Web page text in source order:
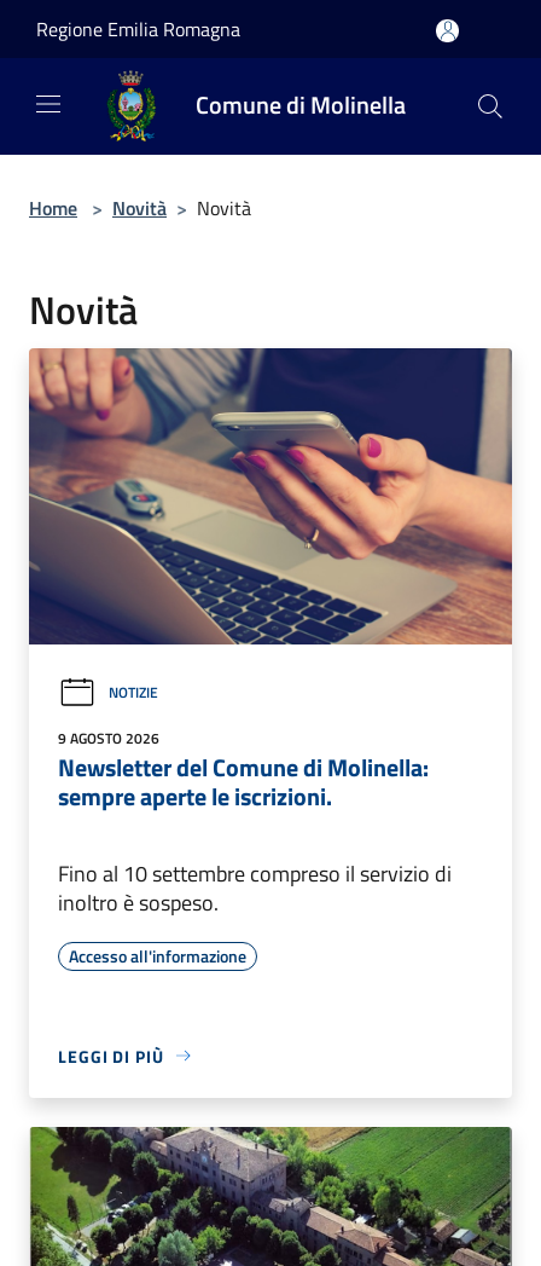
Regione Emilia Romagna
Comune di Molinella
Home > Novità > Novità
Novità
NOTIZIE
9 AGOSTO 2026
Newsletter del Comune di Molinella:
sempre aperte le iscrizioni.
Fino al 10 settembre compreso il servizio di
inoltro è sospeso.
Accesso all'informazione
LEGGI DI PIÙ